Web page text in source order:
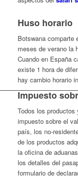
Huso horario
Botswana comparte
meses de verano la
Cuando en España
existe 1 hora de
hay cambio horario
Impuesto
Todos los
impuesto sobre el
país, los no-
de los productos
la oficina de
los detalles del
formulario de